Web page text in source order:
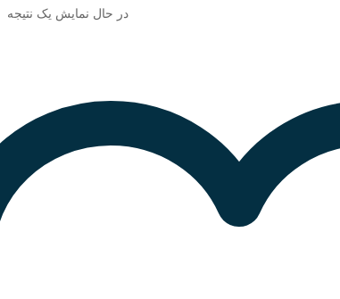
در حال نمایش یک نتیجه